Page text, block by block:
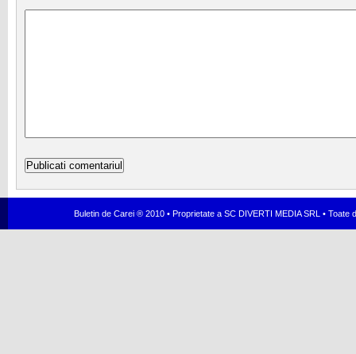
Buletin de Carei ® 2010 • Proprietate a SC DIVERTI MEDIA SRL •